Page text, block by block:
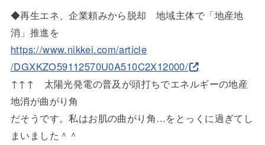
◆再生エネ、企業頼みから脱却 地域主体で「地産地
消」推進を
https://www.nikkei.com/article
/DGXKZO59112570U0A510C2X12000/
↑↑↑ 太陽光発電の普及が頭打ちでエネルギーの地産
地消が曲がり角
だそうです。私はお肌の曲がり角…をとっくに過ぎてし
まいました ＾＾